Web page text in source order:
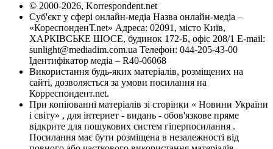
© 2000-2026, Korrespondent.net
Суб'єкт у сфері онлайн-медіа Назва онлайн-медіа –
«КореспонденТ.net» Адреса: 02091, місто Київ,
ХАРКІВСЬКЕ ШОСЕ, будинок 172-Б, офіс 208/1 E-mail:
sunlight@mediadim.com.ua Телефон: 044-205-43-00
Ідентифікатор медіа – R40-06068
Використання будь-яких матеріалів, розміщених на
сайті, дозволяється за умови посилання на
Корреспондент.net.
При копіюванні матеріалів зі сторінки « Новини України
і світу» , для інтернет - видань - обов'язкове пряме
відкрите для пошукових систем гіперпосилання .
Посилання має бути розміщена в незалежності від